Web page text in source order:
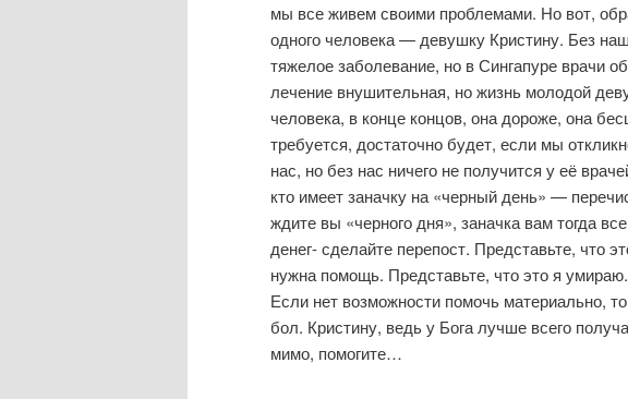
мы все живем своими проблемами. Но вот,
одного человека — девушку Кристину. Без
тяжелое заболевание, но в Сингапуре врачи
лечение внушительная, но жизнь молодой
человека, в конце концов, она дороже, она
требуется, достаточно будет, если мы
нас, но без нас ничего не получится у её
кто имеет заначку на «черный день» —
ждите вы «черного дня», заначка вам тогда
денег- сделайте перепост. Представьте, что
нужна помощь. Представьте, что это я
Если нет возможности помочь материально,
бол. Кристину, ведь у Бога лучше всего
мимо, помогите…